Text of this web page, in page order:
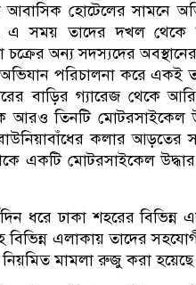
আবাসিক হোটেলের সামনে
এ সময় তাদের দখল থেকে
অন্য সদস্যদের
অভিযান পরিচালনা করে একই
বাড়ির গ্যারেজ থেকে
আরও তিনটি মোটরসাইকেল
কলার আড়তের
একটি মোটরসাইকেল
ধরে ঢাকা শহরের বিভিন্ন
এলাকায় তাদের
নিয়মিত মামলা রুজু করা